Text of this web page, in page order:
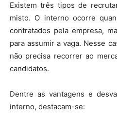
Existem três tipos de
misto. O interno ocorre
contratados pela empresa,
para assumir a vaga. Nesse
não precisa recorrer ao
candidatos.
Dentre as vantagens e
interno, destacam-se: